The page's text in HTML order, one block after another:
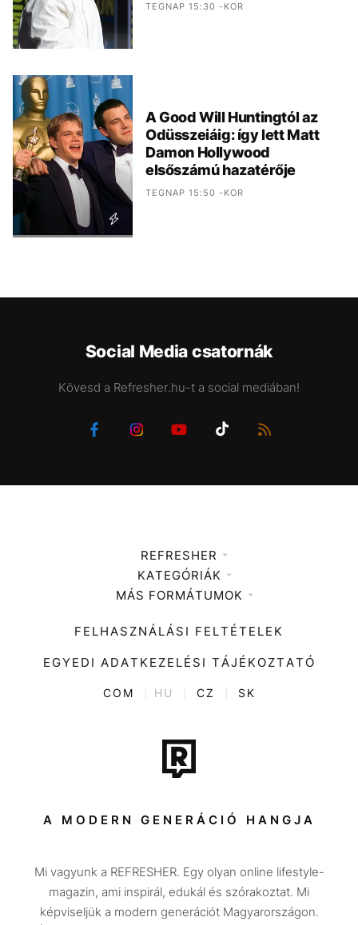
TEGNAP 15:30 -KOR
A Good Will Huntingtól az
Odüsszeiáig: így lett Matt
Damon Hollywood
elsőszámú hazatérője
TEGNAP 15:50 -KOR
Social Media csatornák
Kövesd a Refresher.hu-t a social mediában!
REFRESHER
Médiaajánlat
KATEGÓRIÁK
Zene
Divat
Kultúra
ENTR
Tech-Tudomány
Sport
Társadalom
Utazás
Életmód
MÁS FORMÁTUMOK
FELHASZNÁLÁSI FELTÉTELEK
EGYEDI ADATKEZELÉSI TÁJÉKOZTATÓ
COM HU CZ SK
A MODERN GENERÁCIÓ HANGJA
Mi vagyunk a REFRESHER. Egy olyan online lifestyle-
magazin, ami inspirál, edukál és szórakoztat. Mi
képviseljük a modern generációt Magyarországon.